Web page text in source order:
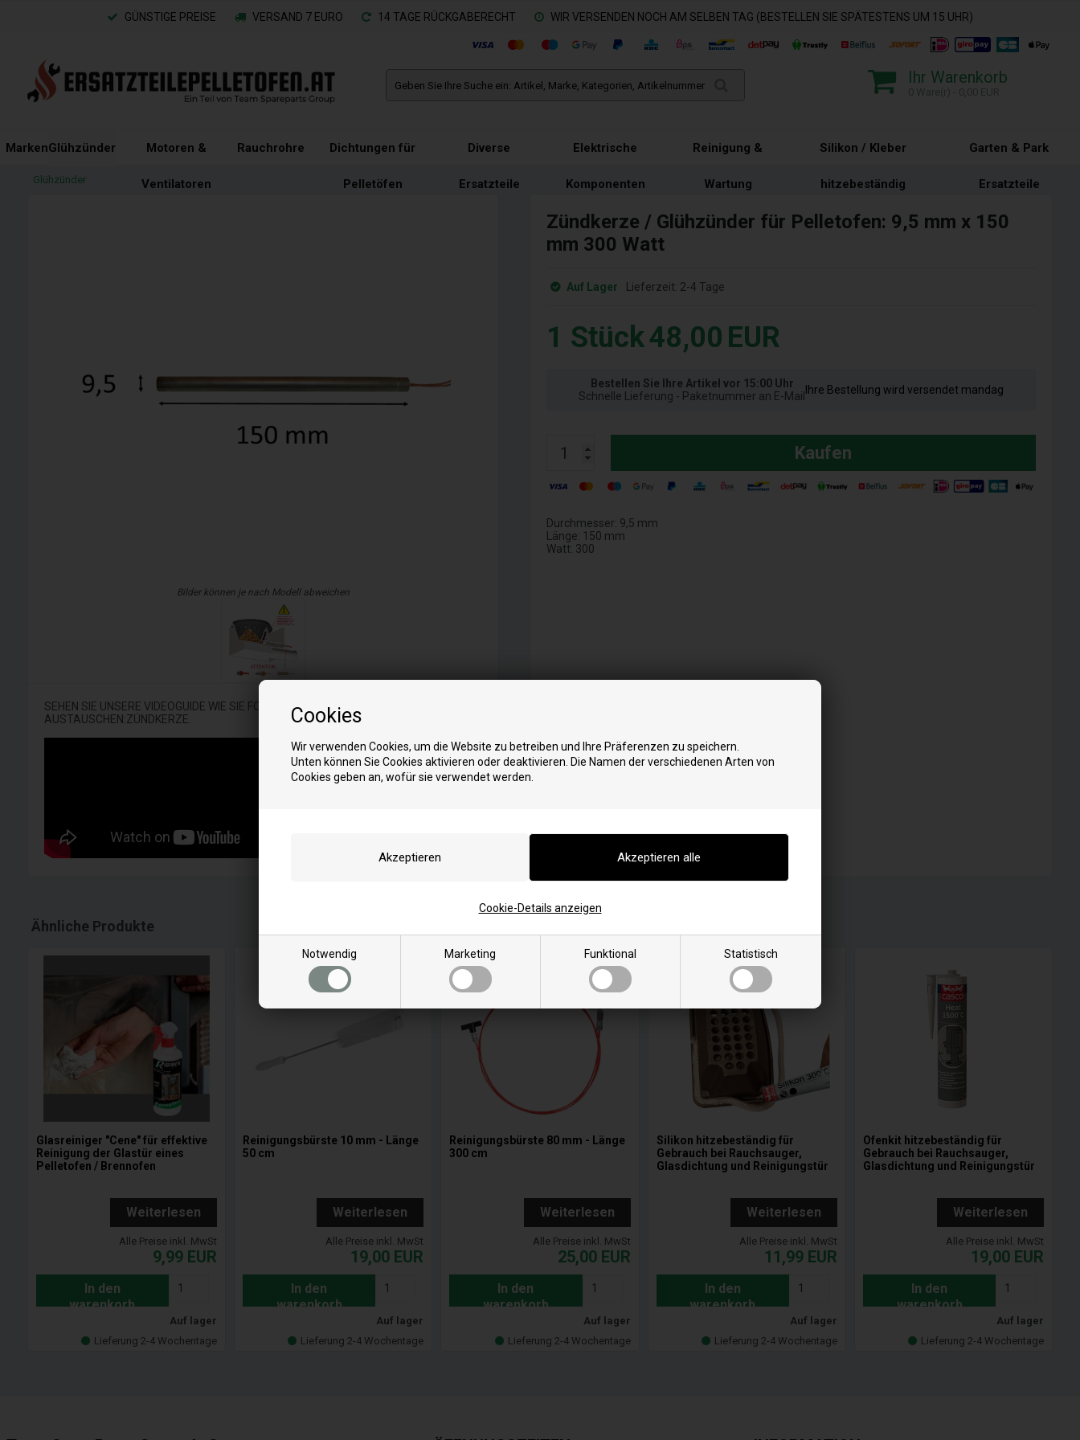
Cookies
Wir verwenden Cookies, um die Website zu betreiben und Ihre Präferenzen zu speichern.
Unten können Sie Cookies aktivieren oder deaktivieren. Die Namen der verschiedenen Arten von
Cookies geben an, wofür sie verwendet werden.
Notwendig Marketing Funktional Statistisch
Cookie-Details anzeigen
GÜNSTIGE PREISE VERSAND 7 EURO 14 TAGE RÜCKGABERECHT WIR VERSENDEN NOCH AM SELBEN TAG (BESTELLEN SIE SPÄTESTENS UM 15 UHR)
Ihr Warenkorb
MarkenGlühzünder Motoren &
Ventilatoren
Rauchrohre Dichtungen für
Pelletöfen
Diverse
Ersatzteile
Elektrische
Komponenten
Reinigung &
Wartung
Silikon / Kleber
hitzebeständig
Garten & Park
Ersatzteile
Glühzünder
Bilder können je nach Modell abweichen
SEHEN SIE UNSERE VIDEOGUIDE WIE SIE FOLGENDES ERSATZTEIL
AUSTAUSCHEN:ZÜNDKERZE.
Zündkerze / Glühzünder für Pelletofen: 9,5 mm x 150
mm 300 Watt
Lieferzeit: 2-4 Tage
Auf Lager
1 Stück48,00 EUR
Bestellen Sie Ihre Artikel vor 15:00 Uhr
Schnelle Lieferung - Paketnummer an E-Mail Ihre Bestellung wird versendet mandag
Kaufen
Durchmesser: 9,5 mm
Länge: 150 mm
Watt: 300
Ähnliche Produkte
Glasreiniger "Cene" für effektive
Reinigung der Glastür eines
Pelletofen / Brennofen
Weiterlesen
Alle Preise inkl. MwSt
9,99 EUR
In den
warenkorb
Auf lager
Lieferung 2-4 Wochentage
Reinigungsbürste 10 mm - Länge
50 cm
Weiterlesen
Alle Preise inkl. MwSt
19,00 EUR
In den
warenkorb
Auf lager
Lieferung 2-4 Wochentage
Reinigungsbürste 80 mm - Länge
300 cm
Weiterlesen
Alle Preise inkl. MwSt
25,00 EUR
In den
warenkorb
Auf lager
Lieferung 2-4 Wochentage
Silikon hitzebeständig für
Gebrauch bei Rauchsauger,
Glasdichtung und Reinigungstür
Weiterlesen
Alle Preise inkl. MwSt
11,99 EUR
In den
warenkorb
Auf lager
Lieferung 2-4 Wochentage
Ofenkit hitzebeständig für
Gebrauch bei Rauchsauger,
Glasdichtung und Reinigungstür
Weiterlesen
Alle Preise inkl. MwSt
19,00 EUR
In den
warenkorb
Auf lager
Lieferung 2-4 Wochentage